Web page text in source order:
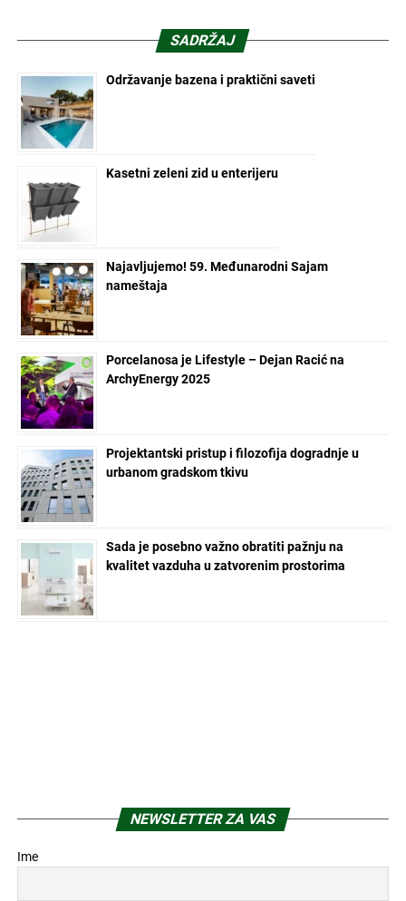
SADRŽAJ
Održavanje bazena i praktični saveti
Kasetni zeleni zid u enterijeru
Najavljujemo! 59. Međunarodni Sajam
nameštaja
Porcelanosa je Lifestyle – Dejan Racić na
ArchyEnergy 2025
Projektantski pristup i filozofija dogradnje u
urbanom gradskom tkivu
Sada je posebno važno obratiti pažnju na
kvalitet vazduha u zatvorenim prostorima
NEWSLETTER ZA VAS
Ime